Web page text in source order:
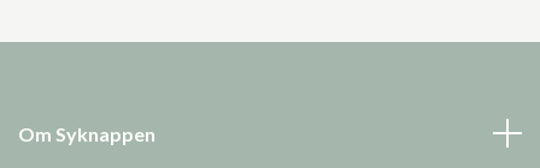
Om Syknappen